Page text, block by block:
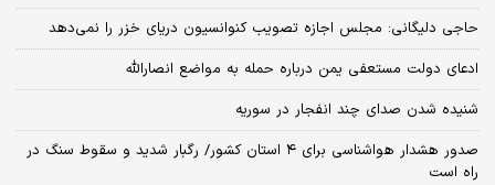
حاجی دلیگانی: مجلس اجازه تصویب کنوانسیون دریای خزر را نمی‌دهد
ادعای دولت مستعفی یمن درباره حمله به مواضع انصارالله
شنیده شدن صدای چند انفجار در سوریه
صدور هشدار هواشناسی برای ۴ استان کشور/ رگبار شدید و سقوط سنگ در
راه است